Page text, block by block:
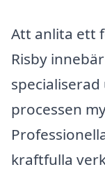
Att anlita ett
Risby
processen
kraftfulla